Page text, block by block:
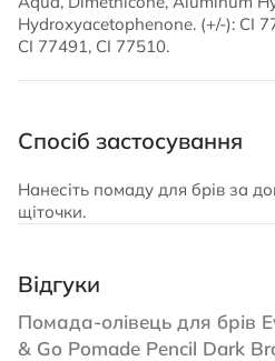
Hydroxyacetophenone. (+/-): CI
CI 77491, CI 77510.
Спосіб застосування
Нанесіть помаду для брів за
щіточки.
Відгуки
Помада-олівець для брів
& Go Pomade Pencil Dark